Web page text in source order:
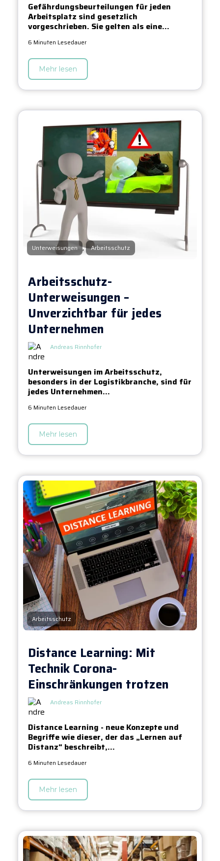
Gefährdungsbeurteilungen für jeden
Arbeitsplatz sind gesetzlich
vorgeschrieben. Sie gelten als eine...
6 Minuten Lesedauer
Mehr lesen
Unterweisungen , Arbeitsschutz
Arbeitsschutz-
Unterweisungen –
Unverzichtbar für jedes
Unternehmen
Andreas Rinnhofer
Unterweisungen im Arbeitsschutz,
besonders in der Logistikbranche, sind für
jedes Unternehmen...
6 Minuten Lesedauer
Mehr lesen
Arbeitsschutz
Distance Learning: Mit
Technik Corona-
Einschränkungen trotzen
Andreas Rinnhofer
Distance Learning - neue Konzepte und
Begriffe wie dieser, der das „Lernen auf
Distanz“ beschreibt,...
6 Minuten Lesedauer
Mehr lesen